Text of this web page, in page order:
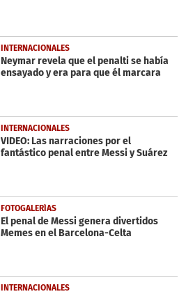
INTERNACIONALES
Neymar revela que el penalti se había
ensayado y era para que él marcara
INTERNACIONALES
VIDEO: Las narraciones por el
fantástico penal entre Messi y Suárez
FOTOGALERÍAS
El penal de Messi genera divertidos
Memes en el Barcelona-Celta
INTERNACIONALES